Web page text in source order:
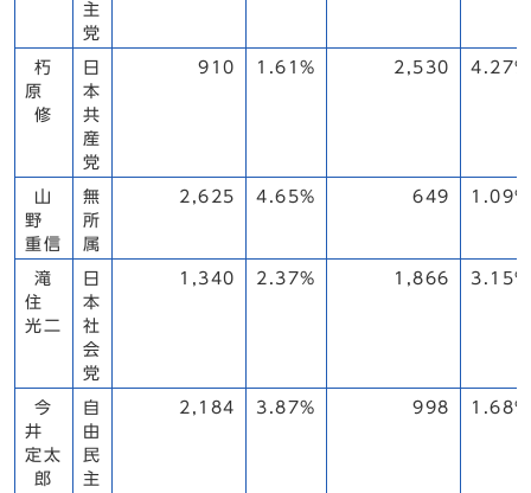
主
党
朽
原
修
日
本
共
産
党
910 1.61% 2,530 4.27%
山
野
重信
無
所
属
2,625 4.65% 649 1.09%
滝
住
光二
日
本
社
会
党
1,340 2.37% 1,866 3.15%
今
井
定太
郎
自
由
民
主
2,184 3.87% 998 1.68%